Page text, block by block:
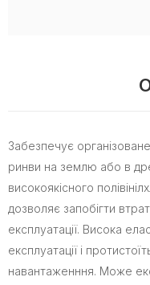
Забезпечує
ринви на землю або в
високоякісного
дозволяє запобігти
експлуатації. Висока
експлуатації і
навантаженння. Може